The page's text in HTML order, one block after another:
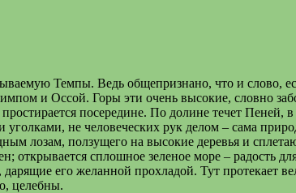
Темпы. Ведь общепризнано, что и слово,
и Оссой. Горы эти очень высокие, словно
посередине. По долине течет Пеней,
не человеческих рук делом – сама
лозам, ползущего на высокие деревья и
сплошное зеленое море – радость
его желанной прохладой. Тут протекает
целебны.